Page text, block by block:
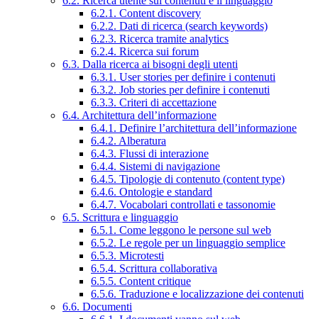
6.2.1. Content discovery
6.2.2. Dati di ricerca (search keywords)
6.2.3. Ricerca tramite analytics
6.2.4. Ricerca sui forum
6.3. Dalla ricerca ai bisogni degli utenti
6.3.1. User stories per definire i contenuti
6.3.2. Job stories per definire i contenuti
6.3.3. Criteri di accettazione
6.4. Architettura dell’informazione
6.4.1. Definire l’architettura dell’informazione
6.4.2. Alberatura
6.4.3. Flussi di interazione
6.4.4. Sistemi di navigazione
6.4.5. Tipologie di contenuto (content type)
6.4.6. Ontologie e standard
6.4.7. Vocabolari controllati e tassonomie
6.5. Scrittura e linguaggio
6.5.1. Come leggono le persone sul web
6.5.2. Le regole per un linguaggio semplice
6.5.3. Microtesti
6.5.4. Scrittura collaborativa
6.5.5. Content critique
6.5.6. Traduzione e localizzazione dei contenuti
6.6. Documenti